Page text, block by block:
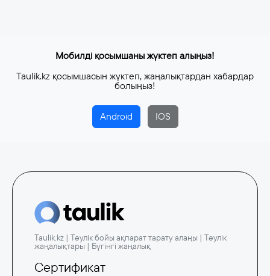
Мобилді қосымшаны жүктеп алыңыз!
Taulik.kz қосымшасын жүктеп, жаңалықтардан хабардар
болыңыз!
Android IOS
Taulik.kz | Тәулік бойы ақпарат тарату алаңы | Тәулік
жаңалықтары | Бүгінгі жаңалық
Сертификат